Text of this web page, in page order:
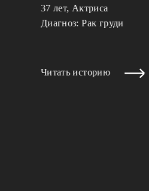
37 лет, Актриса
Диагноз: Рак груди
Читать историю